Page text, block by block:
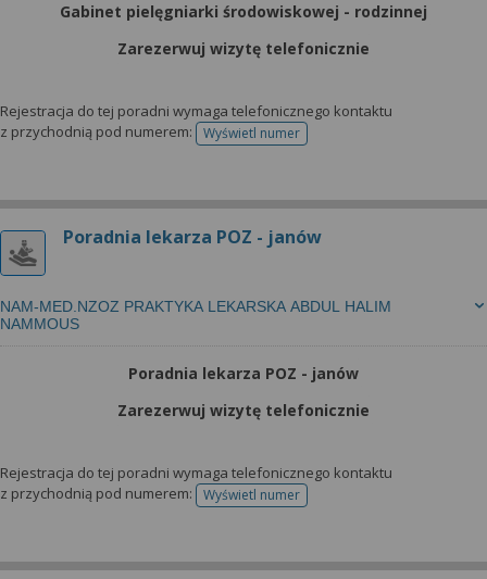
Gabinet pielęgniarki środowiskowej - rodzinnej
Zarezerwuj wizytę telefonicznie
Rejestracja do tej poradni wymaga telefonicznego kontaktu
z przychodnią pod numerem:
Wyświetl numertelefonu do rejestracji
Poradnia lekarza POZ - janów
NAM-MED.NZOZ PRAKTYKA LEKARSKA ABDUL HALIM
NAMMOUS
Poradnia lekarza POZ - janów
Zarezerwuj wizytę telefonicznie
Rejestracja do tej poradni wymaga telefonicznego kontaktu
z przychodnią pod numerem:
Wyświetl numertelefonu do rejestracji